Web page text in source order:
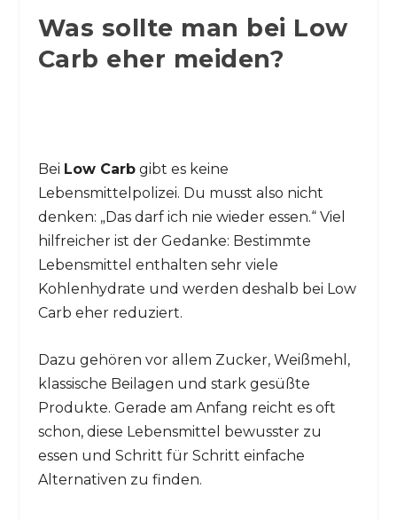
Was sollte man bei Low
Carb eher meiden?
Bei Low Carbgibt es keine
Lebensmittelpolizei. Du musst also nicht
denken: „Das darf ich nie wieder essen.“ Viel
hilfreicher ist der Gedanke: Bestimmte
Lebensmittel enthalten sehr viele
Kohlenhydrate und werden deshalb bei Low
Carb eher reduziert.
Dazu gehören vor allem Zucker, Weißmehl,
klassische Beilagen und stark gesüßte
Produkte. Gerade am Anfang reicht es oft
schon, diese Lebensmittel bewusster zu
essen und Schritt für Schritt einfache
Alternativen zu finden.